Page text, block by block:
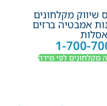
שיווק מקלחונים
אמבטיה ברזים
1-700-
מקלחונים לפי מידה